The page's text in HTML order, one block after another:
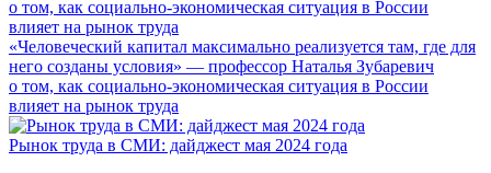
«Человеческий капитал максимально реализуется там, где для
него созданы условия» — профессор Наталья Зубаревич
о том, как социально-экономическая ситуация в России
влияет на рынок труда
Рынок труда в СМИ: дайджест мая 2024 года